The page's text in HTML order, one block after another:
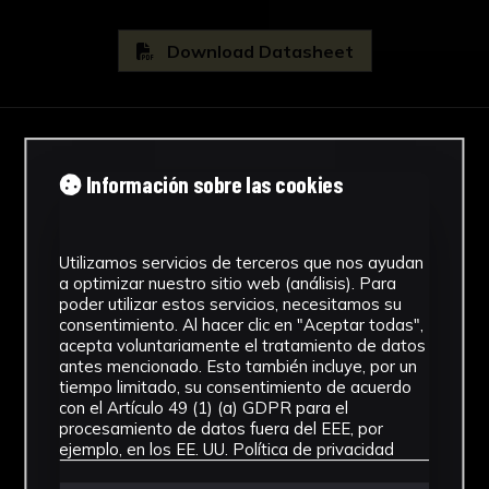
fallecimiento hasta la muerte de Adriano,
acaecida en el 138 d. C.
joven que llega incluso a fundar en su recuerdo
una ciudad a orillas del Nilo, Antinoópolis o
Antínoe. Las representaciones del joven lo
Aristeo, etc., y se fundan templos en su honor;
uno de ellos se pudo excavar no hace muchos
años en la propia Villa Adriana en Tívoli,
Roma. Se acuñaron monedas con la
representación del joven Antínoo y se
construyeron estatuas, de las que un
importante número de ellas han llegado hasta
nuestros días2 3. Un total de ocho bustos de
Download Datasheet
IMAGES
Información sobre las cookies
Utilizamos servicios de terceros que nos ayudan
a optimizar nuestro sitio web (análisis). Para
poder utilizar estos servicios, necesitamos su
consentimiento. Al hacer clic en "Aceptar todas",
acepta voluntariamente el tratamiento de datos
antes mencionado. Esto también incluye, por un
tiempo limitado, su consentimiento de acuerdo
con el Artículo 49 (1) (a) GDPR para el
procesamiento de datos fuera del EEE, por
ejemplo, en los EE. UU. Política de privacidad